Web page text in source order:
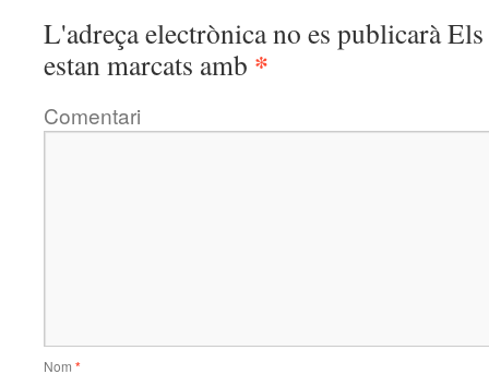
L'adreça electrònica no es publicaràEls
estan marcats amb *
Comentari
Nom *